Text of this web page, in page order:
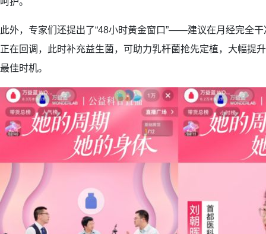
此外，专家们还提出了“48小时黄金窗口”——建议在月经完全
正在回调，此时补充益生菌，可助力乳杆菌抢先定植，大幅提
最佳时机。